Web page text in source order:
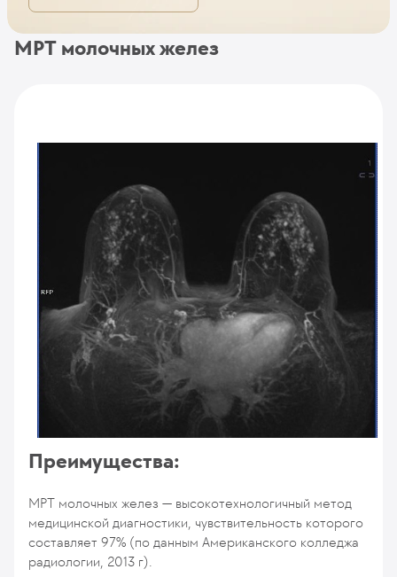
МРТ молочных желез
Преимущества:
МРТ молочных желез — высокотехнологичный метод
медицинской диагностики, чувствительность которого
составляет 97% (по данным Американского колледжа
радиологии, 2013 г).